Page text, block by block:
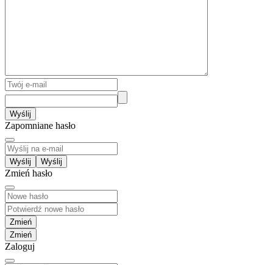
Wyślij
Zapomniane hasło
Wyślij
Zmień hasło
Zmień
Zaloguj